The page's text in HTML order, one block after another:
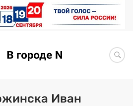
Новости
Иван